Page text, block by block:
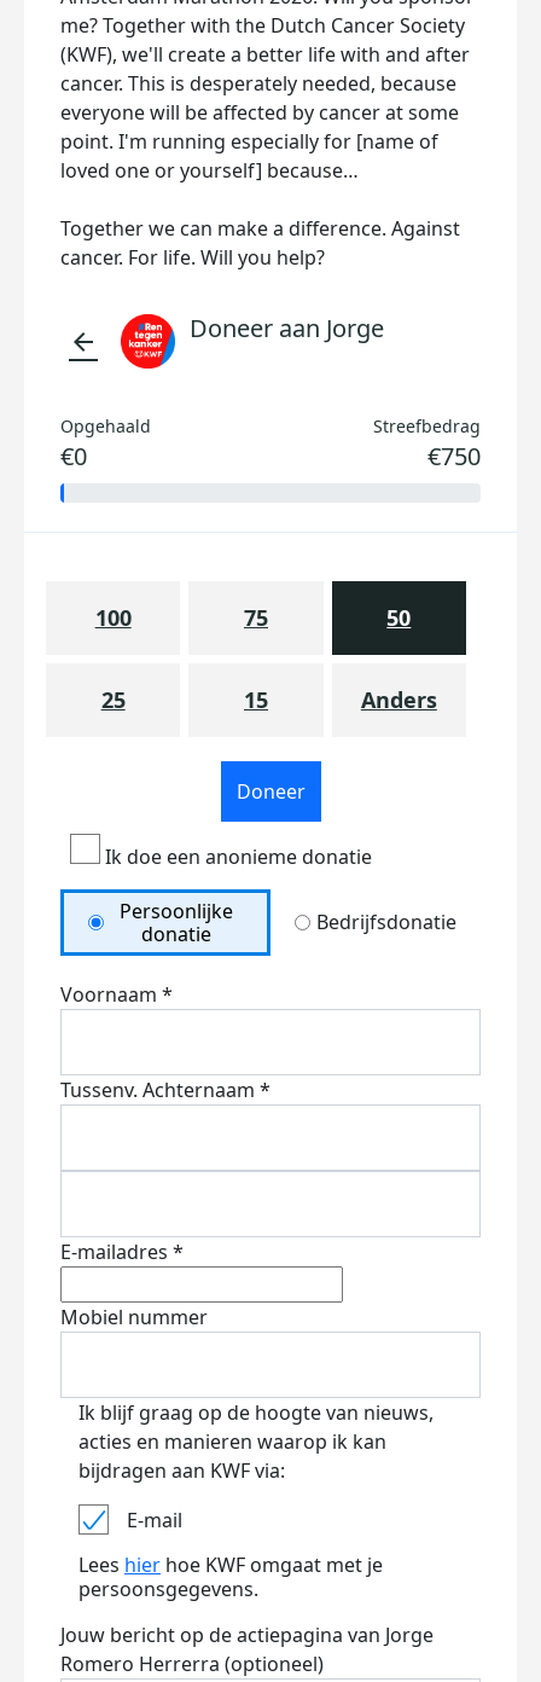
me? Together with the Dutch Cancer Society
(KWF), we'll create a better life with and after
cancer. This is desperately needed, because
everyone will be affected by cancer at some
point. I'm running especially for [name of
loved one or yourself] because…
Together we can make a difference. Against
cancer. For life. Will you help?
arrow_back Doneer aan Jorge
Opgehaald
€0
Streefbedrag
€750
100 75 50
25 15 Anders
Doneer
Ik doe een anonieme donatie
Persoonlijke
donatie
Bedrijfsdonatie
Voornaam *
Tussenv. Achternaam *
E-mailadres *
Mobiel nummer
Ik blijf graag op de hoogte van nieuws,
acties en manieren waarop ik kan
bijdragen aan KWF via:
E-mail
Lees hier hoe KWF omgaat met je
persoonsgegevens.
Jouw bericht op de actiepagina van Jorge
Romero Herrerra (optioneel)